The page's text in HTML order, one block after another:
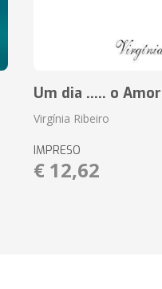
Um dia ..... o Amor
Virgínia Ribeiro
IMPRESO
€ 12,62